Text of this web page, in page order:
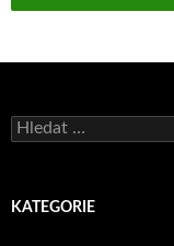
Vyhledávání
KATEGORIE